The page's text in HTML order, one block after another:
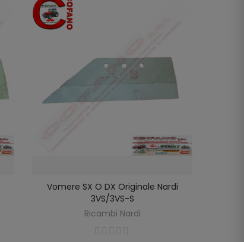
SELEZIONA OPZIONI
Vomere SX O DX Originale Nardi
3VS/3VS-S
Ricambi Nardi